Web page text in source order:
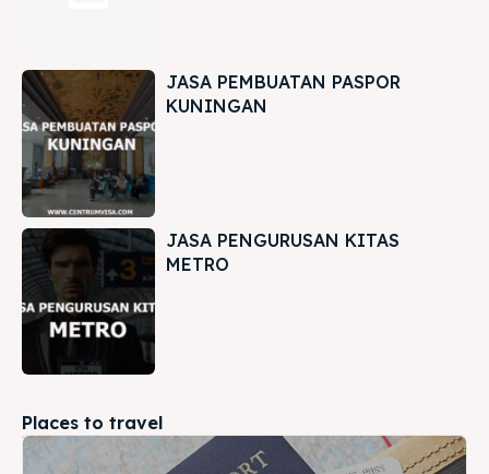
JASA PEMBUATAN PASPOR
KUNINGAN
JASA PENGURUSAN KITAS
METRO
Places to travel